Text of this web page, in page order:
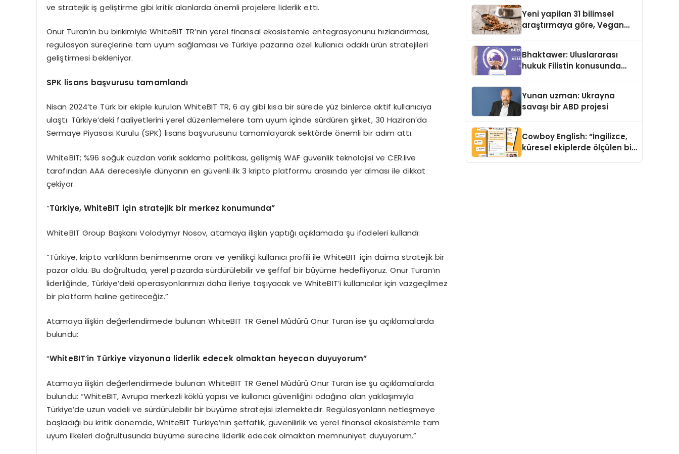
ve stratejik iş geliştirme gibi kritik alanlarda önemli projelere liderlik etti.
Onur Turan’ın bu birikimiyle WhiteBIT TR’nin yerel finansal ekosistemle entegrasyonunu hızlandırması,
regülasyon süreçlerine tam uyum sağlaması ve Türkiye pazarına özel kullanıcı odaklı ürün stratejileri
geliştirmesi bekleniyor.
SPK lisans başvurusu tamamlandı
Nisan 2024’te Türk bir ekiple kurulan WhiteBIT TR, 6 ay gibi kısa bir sürede yüz binlerce aktif kullanıcıya
ulaştı. Türkiye’deki faaliyetlerini yerel düzenlemelere tam uyum içinde sürdüren şirket, 30 Haziran’da
Sermaye Piyasası Kurulu (SPK) lisans başvurusunu tamamlayarak sektörde önemli bir adım attı.
WhiteBIT; %96 soğuk cüzdan varlık saklama politikası, gelişmiş WAF güvenlik teknolojisi ve CER.live
tarafından AAA derecesiyle dünyanın en güvenli ilk 3 kripto platformu arasında yer alması ile dikkat
çekiyor.
“Türkiye, WhiteBIT için stratejik bir merkez konumunda”
WhiteBIT Group Başkanı Volodymyr Nosov, atamaya ilişkin yaptığı açıklamada şu ifadeleri kullandı:
“Türkiye, kripto varlıkların benimsenme oranı ve yenilikçi kullanıcı profili ile WhiteBIT için daima stratejik bir
pazar oldu. Bu doğrultuda, yerel pazarda sürdürülebilir ve şeffaf bir büyüme hedefliyoruz. Onur Turan’ın
liderliğinde, Türkiye’deki operasyonlarımızı daha ileriye taşıyacak ve WhiteBIT’i kullanıcılar için vazgeçilmez
bir platform haline getireceğiz.”
Atamaya ilişkin değerlendirmede bulunan WhiteBIT TR Genel Müdürü Onur Turan ise şu açıklamalarda
bulundu:
“WhiteBIT’in Türkiye vizyonuna liderlik edecek olmaktan heyecan duyuyorum”
Atamaya ilişkin değerlendirmede bulunan WhiteBIT TR Genel Müdürü Onur Turan ise şu açıklamalarda
bulundu: “WhiteBIT, Avrupa merkezli köklü yapısı ve kullanıcı güvenliğini odağına alan yaklaşımıyla
Türkiye’de uzun vadeli ve sürdürülebilir bir büyüme stratejisi izlemektedir. Regülasyonların netleşmeye
başladığı bu kritik dönemde, WhiteBIT Türkiye’nin şeffaflık, güvenilirlik ve yerel finansal ekosistemle tam
uyum ilkeleri doğrultusunda büyüme sürecine liderlik edecek olmaktan memnuniyet duyuyorum.”
Yeni yapilan 31 bilimsel
araştırmaya göre, Vegan
Sindirildiğini Ortaya Koydu
Bhaktawer: Uluslararası
hukuk Filistin konusunda
Yunan uzman: Ukrayna
savaşı bir ABD projesi
Cowboy English: “İngilizce,
küresel ekiplerde ölçülen bir